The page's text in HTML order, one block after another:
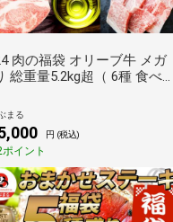
肉の福袋 オリーブ牛 メガ
総重量5.2kg超（ 6種 食べ比
キ ギフト お祝い 凍眠 A4 A5
しゃぶまる
まる
円 (税込)
イント